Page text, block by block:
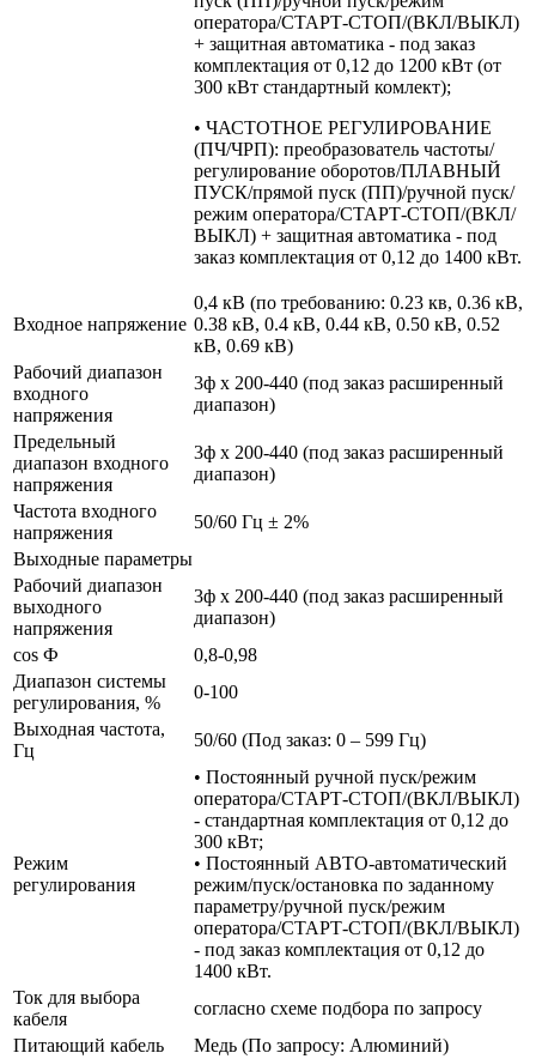
оператора/СТАРТ-СТОП/(ВКЛ/ВЫКЛ)
+ защитная автоматика - под заказ
комплектация от 0,12 до 1200 кВт (от
300 кВт стандартный комлект);
• ЧАСТОТНОЕ РЕГУЛИРОВАНИЕ
(ПЧ/ЧРП): преобразователь частоты/
регулирование оборотов/ПЛАВНЫЙ
ПУСК/прямой пуск (ПП)/ручной пуск/
режим оператора/СТАРТ-СТОП/(ВКЛ/
ВЫКЛ) + защитная автоматика - под
заказ комплектация от 0,12 до 1400 кВт.
Входное напряжение
0,4 кВ (по требованию: 0.23 кв, 0.36 кВ,
0.38 кВ, 0.4 кВ, 0.44 кВ, 0.50 кВ, 0.52
кВ, 0.69 кВ)
Рабочий диапазон
входного
напряжения
3ф х 200-440 (под заказ расширенный
диапазон)
Предельный
диапазон входного
напряжения
3ф х 200-440 (под заказ расширенный
диапазон)
Частота входного
напряжения
50/60 Гц ± 2%
Выходные параметры
Рабочий диапазон
выходного
напряжения
3ф х 200-440 (под заказ расширенный
диапазон)
cos Ф
0,8-0,98
Диапазон системы
регулирования, %
0-100
Выходная частота,
Гц
50/60 (Под заказ: 0 – 599 Гц)
Режим
регулирования
• Постоянный ручной пуск/режим
оператора/СТАРТ-СТОП/(ВКЛ/ВЫКЛ)
- стандартная комплектация от 0,12 до
300 кВт;
• Постоянный АВТО-автоматический
режим/пуск/остановка по заданному
параметру/ручной пуск/режим
оператора/СТАРТ-СТОП/(ВКЛ/ВЫКЛ)
- под заказ комплектация от 0,12 до
1400 кВт.
Ток для выбора
кабеля
согласно схеме подбора по запросу
Питающий кабель
Медь (По запросу: Алюминий)